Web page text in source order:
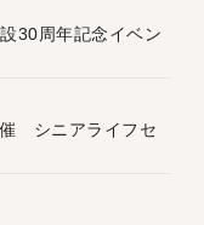
30周年記念イベン
催 シニアライフセ